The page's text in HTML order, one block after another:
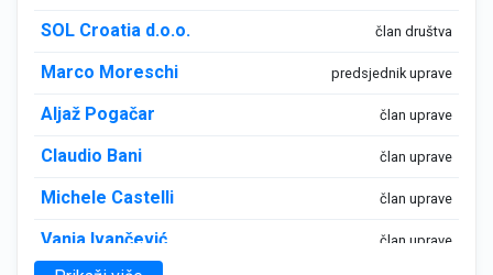
SOL Croatia d.o.o. član društva
Marco Moreschi predsjednik uprave
Aljaž Pogačar član uprave
Claudio Bani član uprave
Michele Castelli član uprave
Vanja Ivančević član uprave